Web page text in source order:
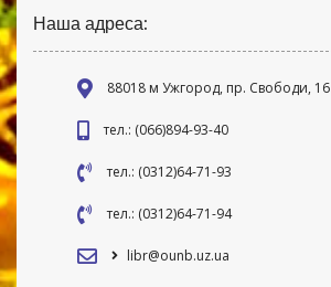
Наша адреса:
88018 м Ужгород, пр. Свободи, 16
тел.: (066)894-93-40
тел.: (0312)64-71-93
тел.: (0312)64-71-94
libr@ounb.uz.ua